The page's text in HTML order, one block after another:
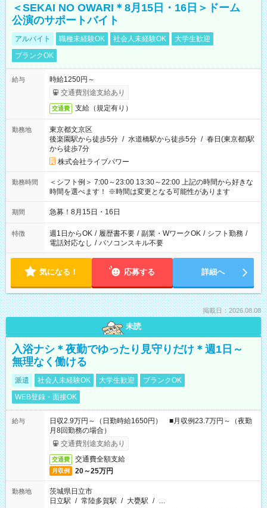
＜SEKAI NO OWARI＊8月15日・16日＞ドーム
公演のサポートバイト
アルバイト 職種未経験OK 社会人未経験OK
大学生歓迎
ブランクOK
給与
時給1250円～
交通費別途支給あり
交通費 支給（規定有り）
勤務地
東京都文京区
後楽園駅から徒歩5分 / 水道橋駅から徒歩5分 / 春日(東京都)駅
から徒歩7分
株式会社ライブパワー
勤務時間
＜シフト例＞ 7:00～23:00 13:30～22:00 上記の時間から好きな
時間を選べます！ ※時間は変更となる可能性があります
期間 急募！8月15日・16日
特徴 週1日からOK / 履歴書不要 / 副業・WワークOK / シフト勤務 /
電話対応なし / パソコンスキル不要
気になる！ 応募する 詳細へ
掲載日：2026.08.08
未読
入浴ナシ＊夜勤でゆったり見守りだけ＊週1日～
無理なく働ける
派遣 社会人未経験OK 大学生歓迎
ブランクOK
WEB登録・面接OK
給与
日収2.9万円～（日勤時給1650円） ■月収例23.7万円～（夜勤
月8回勤務の場合）
交通費別途支給あり
交通費 交通費全額支給
月収例 20～25万円
勤務地
茨城県日立市
日立駅 / 常陸多賀駅 / 大甕駅 / …